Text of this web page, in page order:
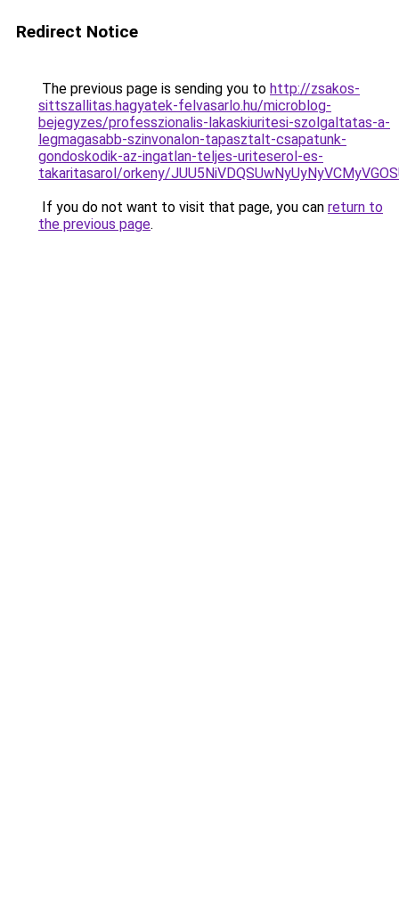
Redirect Notice
The previous page is sending you to http://zsakos-
sittszallitas.hagyatek-felvasarlo.hu/microblog-
bejegyzes/professzionalis-lakaskiuritesi-szolgaltatas-a-
legmagasabb-szinvonalon-tapasztalt-csapatunk-
gondoskodik-az-ingatlan-teljes-uriteserol-es-
takaritasarol/orkeny/
If you do not want to visit that page, you can return to
the previous page.